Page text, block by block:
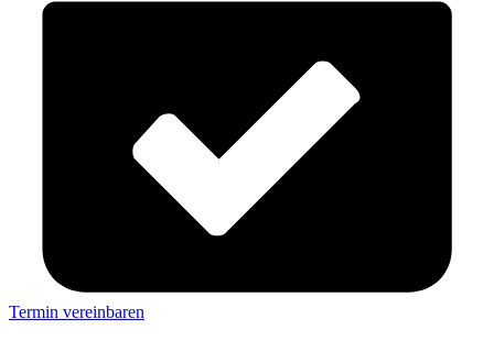
Termin vereinbaren